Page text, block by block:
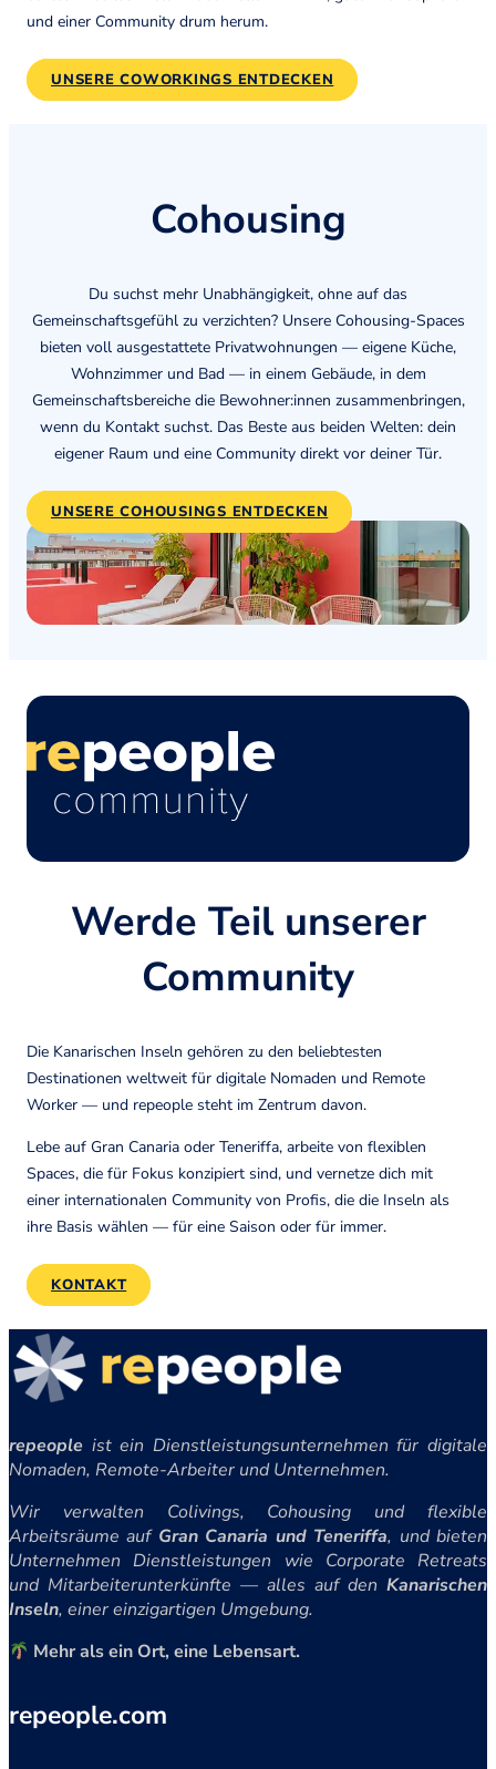
und einer Community drum herum.
UNSERE COWORKINGS ENTDECKEN
Cohousing
Du suchst mehr Unabhängigkeit, ohne auf das
Gemeinschaftsgefühl zu verzichten? Unsere Cohousing-Spaces
bieten voll ausgestattete Privatwohnungen — eigene Küche,
Wohnzimmer und Bad — in einem Gebäude, in dem
Gemeinschaftsbereiche die Bewohner:innen zusammenbringen,
wenn du Kontakt suchst. Das Beste aus beiden Welten: dein
eigener Raum und eine Community direkt vor deiner Tür.
UNSERE COHOUSINGS ENTDECKEN
Werde Teil unserer
Community
Die Kanarischen Inseln gehören zu den beliebtesten
Destinationen weltweit für digitale Nomaden und Remote
Worker — und repeople steht im Zentrum davon.
Lebe auf Gran Canaria oder Teneriffa, arbeite von flexiblen
Spaces, die für Fokus konzipiert sind, und vernetze dich mit
einer internationalen Community von Profis, die die Inseln als
ihre Basis wählen — für eine Saison oder für immer.
KONTAKT
repeople ist ein Dienstleistungsunternehmen für digitale
Nomaden, Remote-Arbeiter und Unternehmen.
Wir verwalten Colivings, Cohousing und flexible
Arbeitsräume auf Gran Canaria und Teneriffa, und bieten
Unternehmen Dienstleistungen wie Corporate Retreats
und Mitarbeiterunterkünfte — alles auf den Kanarischen
Inseln, einer einzigartigen Umgebung.
Mehr als ein Ort, eine Lebensart.
repeople.com